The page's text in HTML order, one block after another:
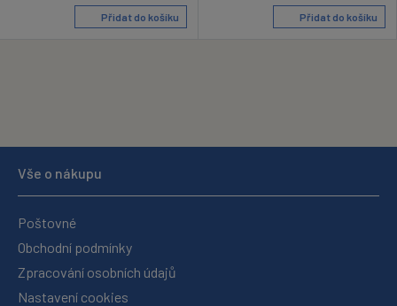
Přidat do košíku Přidat do košíku
Vše o nákupu
Poštovné
Obchodní podmínky
Zpracování osobních údajů
Nastavení cookies